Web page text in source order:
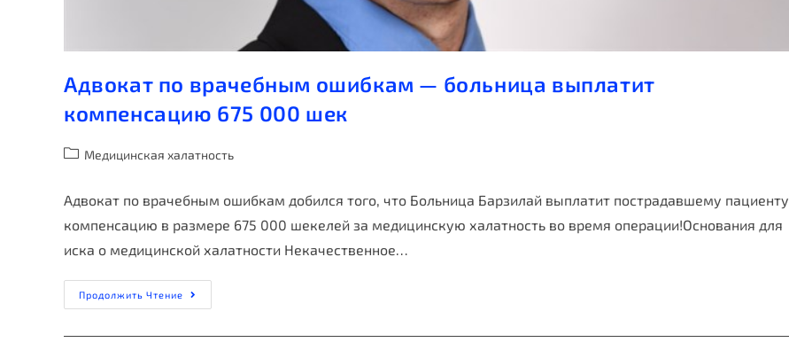
Адвокат по врачебным ошибкам — больница выплатит
компенсацию 675 000 шек
Медицинская халатность
Адвокат по врачебным ошибкам добился того, что Больница Барзилай выплатит пострадавшему пациенту
компенсацию в размере 675 000 шекелей за медицинскую халатность во время операции!Основания для
иска о медицинской халатности Некачественное…
Продолжить Чтение